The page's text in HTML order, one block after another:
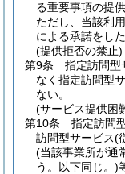
る重要事項の提
ただし、当該利
による承諾をし
(提供拒否の禁止)
第9条
指定訪問型
なく指定訪問型
ない。
(サービス提供困
第10条
指定訪問
訪問型サービス(
(当該事業所が通
う。以下同じ。)